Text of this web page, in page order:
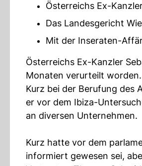
Österreichs Ex-
Das Landesgericht
Mit der Inseraten-
Österreichs Ex-Kanzler
Monaten verurteilt
Kurz bei der Berufung des
er vor dem Ibiza-
an diversen Unternehmen.
Kurz hatte vor dem
informiert gewesen sei,